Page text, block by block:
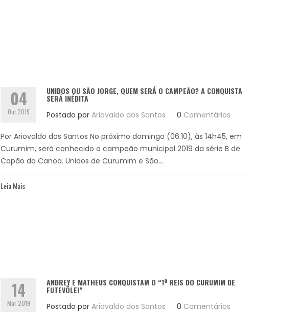
04
Out 2019
UNIDOS OU SÃO JORGE, QUEM SERÁ O CAMPEÃO? A CONQUISTA
SERÁ INÉDITA
Postado por Ariovaldo dos Santos 0 Comentários
Por Ariovaldo dos Santos No próximo domingo (06.10), às 14h45, em
Curumim, será conhecido o campeão municipal 2019 da série B de
Capão da Canoa. Unidos de Curumim e São...
Leia Mais
14
Mar 2019
ANDREY E MATHEUS CONQUISTAM O “1º REIS DO CURUMIM DE
FUTEVÔLEI”
Postado por Ariovaldo dos Santos 0 Comentários